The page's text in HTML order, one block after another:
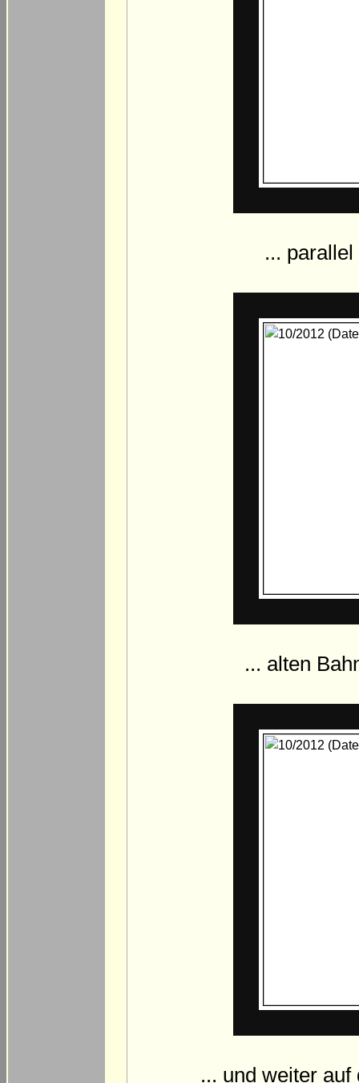
...
... alten
... und weiter